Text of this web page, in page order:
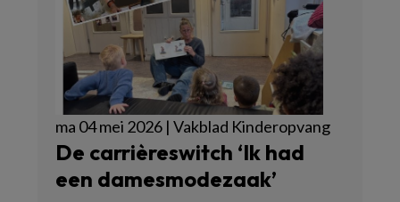
ma 04 mei 2026 | Vakblad Kinderopvang
De carrièreswitch ‘Ik had
een damesmodezaak’